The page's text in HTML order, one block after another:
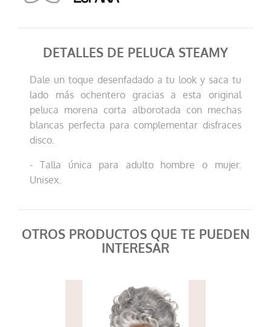
DETALLES DE PELUCA STEAMY
Dale un toque desenfadado a tu look y saca tu
lado más ochentero gracias a esta original
peluca morena corta alborotada con mechas
blancas perfecta para complementar disfraces
disco.
- Talla única para adulto hombre o mujer.
Unisex.
OTROS PRODUCTOS QUE TE PUEDEN
INTERESAR